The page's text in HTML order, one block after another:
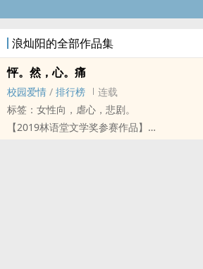
浪灿阳的全部作品集
怦。然，心。痛
校园爱情 / 排行榜
连载
标签：女性向，虐心，悲剧。
【2019林语堂文学奖参赛作品】